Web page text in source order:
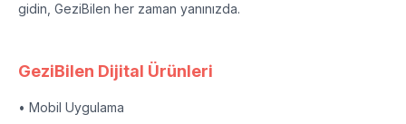
gidin, GeziBilen her zaman yanınızda.
GeziBilen Dijital Ürünleri
• Mobil Uygulama